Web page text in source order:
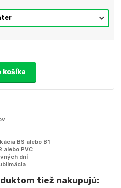
košíka
BS alebo B1
alebo PVC
dní
tiež nakupujú: